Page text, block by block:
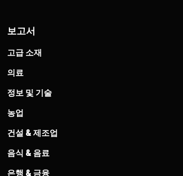
보고서
고급 소재
의료
정보 및 기술
농업
건설 & 제조업
음식 & 음료
은행 & 금융